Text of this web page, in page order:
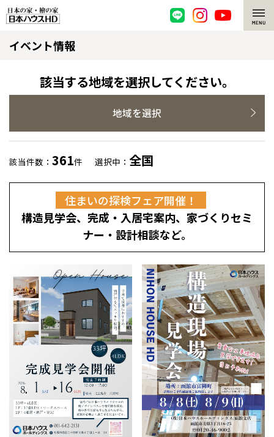
脱炭素・檜の家
環境にやさしい、脱炭素社会の住宅
耐震構造
高耐久住宅
高断熱・高気密の家
エネルギー自給自足
感謝訪問・長期保証
直営工事
1メーターモジュール
冷暖房標準装備
24時間対応コールセンター
選ばれる理由
檜の魅力 トップ
檜と日本人
1000年を超えて生きる檜
知られざる檜の効果・作用
理想の木材「檜」
注文住宅
グレートステージ
平屋の家
外観・インテリア集
暮らし方提案
住まいのコラム
リフォーム トップ
選ばれる理由
リフォームの流れ
介護保険利用で快適リフォーム
賃貸併用住宅のメリット
安心のサポートシステム
展示場案内
分譲住宅・土地
分譲マンション
分譲マンション トップ
ワザックとは
高い信頼性
会社情報
会社情報 トップ
お問い合わせ
イベント情報
該当する地域を選択してください。
地域を選択
該当件数： 361件 選択中： 全国
住まいの探検フェア開催！
構造見学会、完成・入居宅案内、家づくりセミ
ナー・設計相談など。